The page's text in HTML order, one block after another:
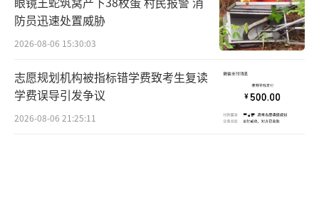
防员迅速处置威胁
2026-08-06 15:30:03
志愿规划机构被指标错学费致考生复读
学费误导引发争议
2026-08-06 21:25:11